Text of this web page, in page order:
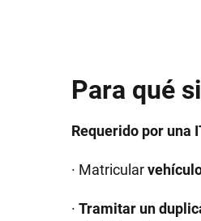
Para qué
Requerido por una
· Matricular
· Tramitar un